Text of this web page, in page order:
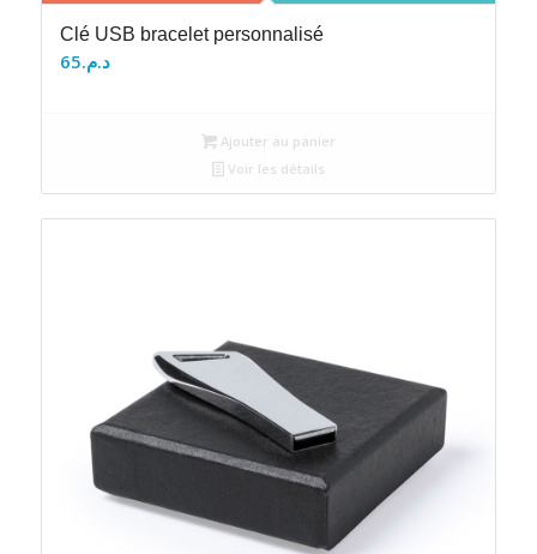
Clé USB bracelet personnalisé
د.م.65
Ajouter au panier
Voir les détails